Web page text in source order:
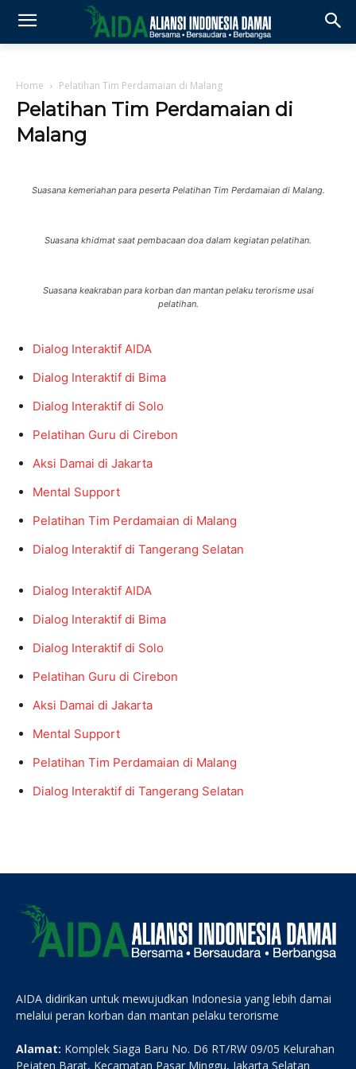
Home Pelatihan Tim Perdamaian di Malang
Pelatihan Tim Perdamaian di
Malang
Suasana kemeriahan para peserta Pelatihan Tim Perdamaian di Malang.
Suasana khidmat saat pembacaan doa dalam kegiatan pelatihan.
Suasana keakraban para korban dan mantan pelaku terorisme usai
pelatihan.
Dialog Interaktif AIDA
Dialog Interaktif di Bima
Dialog Interaktif di Solo
Pelatihan Guru di Cirebon
Aksi Damai di Jakarta
Mental Support
Pelatihan Tim Perdamaian di Malang
Dialog Interaktif di Tangerang Selatan
Dialog Interaktif AIDA
Dialog Interaktif di Bima
Dialog Interaktif di Solo
Pelatihan Guru di Cirebon
Aksi Damai di Jakarta
Mental Support
Pelatihan Tim Perdamaian di Malang
Dialog Interaktif di Tangerang Selatan
AIDA didirikan untuk mewujudkan Indonesia yang lebih damai
melalui peran korban dan mantan pelaku terorisme
Alamat: Komplek Siaga Baru No. D6 RT/RW 09/05 Kelurahan
Pejaten Barat, Kecamatan Pasar Minggu, Jakarta Selatan